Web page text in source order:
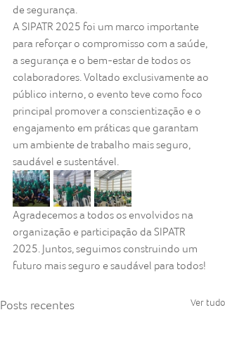
de segurança.
A SIPATR 2025 foi um marco importante
para reforçar o compromisso com a saúde,
a segurança e o bem-estar de todos os
colaboradores. Voltado exclusivamente ao
público interno, o evento teve como foco
principal promover a conscientização e o
engajamento em práticas que garantam
um ambiente de trabalho mais seguro,
saudável e sustentável.
Agradecemos a todos os envolvidos na
organização e participação da SIPATR
2025. Juntos, seguimos construindo um
futuro mais seguro e saudável para todos!
Posts recentes Ver tudo